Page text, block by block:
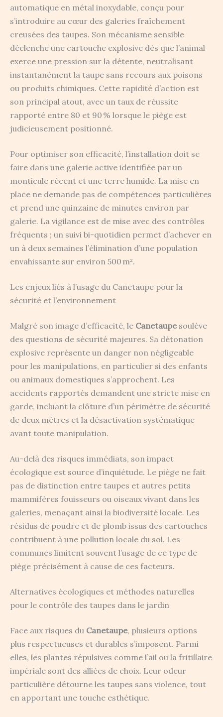
automatique en métal inoxydable, conçu pour
s’introduire au cœur des galeries fraîchement
creusées des taupes. Son mécanisme sensible
déclenche une cartouche explosive dès que l’animal
exerce une pression sur la détente, neutralisant
instantanément la taupe sans recours aux poisons
ou produits chimiques. Cette rapidité d’action est
son principal atout, avec un taux de réussite
rapporté entre 80 et 90 % lorsque le piège est
judicieusement positionné.
Pour optimiser son efficacité, l’installation doit se
faire dans une galerie active identifiée par un
monticule récent et une terre humide. La mise en
place ne demande pas de compétences particulières
et prend une quinzaine de minutes environ par
galerie. La vigilance est de mise avec des contrôles
fréquents ; un suivi bi-quotidien permet d’achever en
un à deux semaines l’élimination d’une population
envahissante sur environ 500 m².
Les enjeux liés à l’usage du Canetaupe pour la
sécurité et l’environnement
Malgré son image d’efficacité, le Canetaupesoulève
des questions de sécurité majeures. Sa détonation
explosive représente un danger non négligeable
pour les manipulations, en particulier si des enfants
ou animaux domestiques s’approchent. Les
accidents rapportés demandent une stricte mise en
garde, incluant la clôture d’un périmètre de sécurité
de deux mètres et la désactivation systématique
avant toute manipulation.
Au-delà des risques immédiats, son impact
écologique est source d’inquiétude. Le piège ne fait
pas de distinction entre taupes et autres petits
mammifères fouisseurs ou oiseaux vivant dans les
galeries, menaçant ainsi la biodiversité locale. Les
résidus de poudre et de plomb issus des cartouches
contribuent à une pollution locale du sol. Les
communes limitent souvent l’usage de ce type de
piège précisément à cause de ces facteurs.
Alternatives écologiques et méthodes naturelles
pour le contrôle des taupes dans le jardin
Face aux risques du Canetaupe, plusieurs options
plus respectueuses et durables s’imposent. Parmi
elles, les plantes répulsives comme l’ail ou la fritillaire
impériale sont des alliées de choix. Leur odeur
particulière détourne les taupes sans violence, tout
en apportant une touche esthétique.